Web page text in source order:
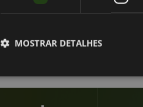
MOSTRAR DETALHES